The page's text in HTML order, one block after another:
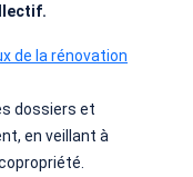
de la rénovation
dossiers et
en veillant à